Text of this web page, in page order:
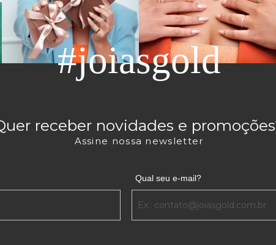
#joiasgold
receber novidades e
Assine nossa newsletter
Qual seu e-mail?